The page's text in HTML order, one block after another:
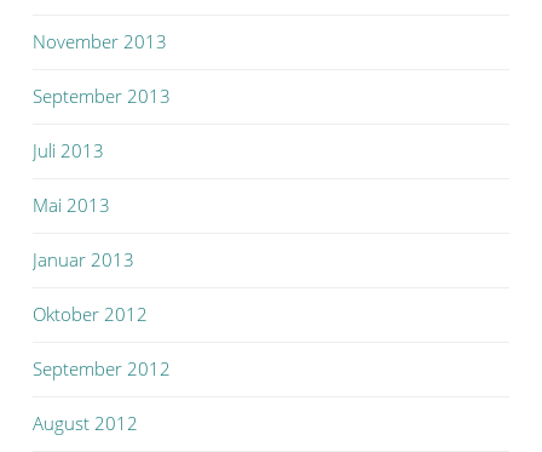
November 2013
September 2013
Juli 2013
Mai 2013
Januar 2013
Oktober 2012
September 2012
August 2012